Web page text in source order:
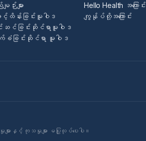
းများ
ထိန်းခြင်းမူဝါဒ
ဆင်ခြင်းဆိုင်ရာမူဝါဒ
က်ခံခြင်းဆိုင်ရာ မူဝါဒ
Hello Health အကြောင်း
ကျွန်ုပ်တို့အကြောင်း
ျားနှင့် ကုသမှုများ မပြုလုပ်ပေးပါ။